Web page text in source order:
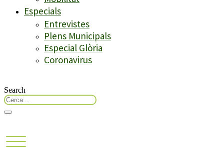
Especials
Entrevistes
Plens Municipals
Especial Glòria
Coronavirus
Search